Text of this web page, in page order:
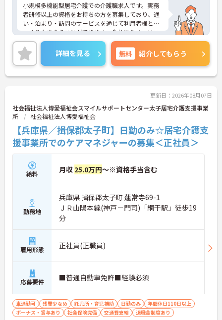
小規模多機能型居宅介護での介護職求人です。実務
者研修以上の資格をお持ちの方を募集しており、通
い・泊まり・訪問のサービスを通じて利用者様とじ
っくり向き合うことができます。全社的なノーリフ
ティングの実践により身体負担が軽減されているほ
か、1on1のメンター制度による手厚い入社後フォロ
ーがあるため、新しい環境でも安心して業務を始め
られます。お休みもしっかり確保できる環境で、グ
ループ内保育園の利用補助や保育手当・扶養手当な
変化しても働きやすい職場です。資格取得費用の法
人負担や外部研修の奨励など、専門性を高めるバッ
クアップ体制も整っており、将来的なキャリアアッ
プも期待できる魅力的な求人です。
★おすすめPOINT★
【全社的なノーリフティングの実践とメンター制度
により、心身の負担を抑えて働ける環境です】
・腰痛などの身体負担を減らす仕組みを取り入れて
いるため、体力面での不安なく業務に集中できま
・面接時にご自身に合うメンターをマッチングし、
職場に馴染めるまで丁寧にサポートする1on1体制が
整っています。
【季節休暇やリフレッシュ休暇が完備されており、
ご自身のペースで無理なく長く働き続けられます】
・月9休の基本休みに加えて夏冬の季節休暇やリフ
レッシュ休暇を取得でき、心身をしっかり休めるこ
とができます。
・産休育休の取得実績やグループ内保育園の利用補
助もあるため、子育てと両立しながら安心して働け
【充実した資格取得サポートや抜擢人事により、段
階的なキャリアアップが期待できます】
詳細を見る 無料 紹介してもらう
更新日：2026年08月07日
社会福祉法人博愛福祉会スマイルサポートセンター太子居宅介護支援事業
所
社会福祉法人博愛福祉会
【兵庫県／揖保郡太子町】日勤のみ☆居宅介護支
援事業所でのケアマネジャーの募集＜正社員＞
給料 月収 25.0万円～※資格手当含む
勤務地
兵庫県 揖保郡太子町 蓮常寺69-1
ＪＲ山陽本線(神戸－門司)「網干駅」徒歩19
分
雇用形態 正社員(正職員)
応募要件 ■普通自動車免許■経験必須
車通勤可 残業少なめ 託児所・育児補助 日勤のみ
年間休日110日以上
ボーナス・賞与あり
社会保険完備 交通費支給 退職金制度あり